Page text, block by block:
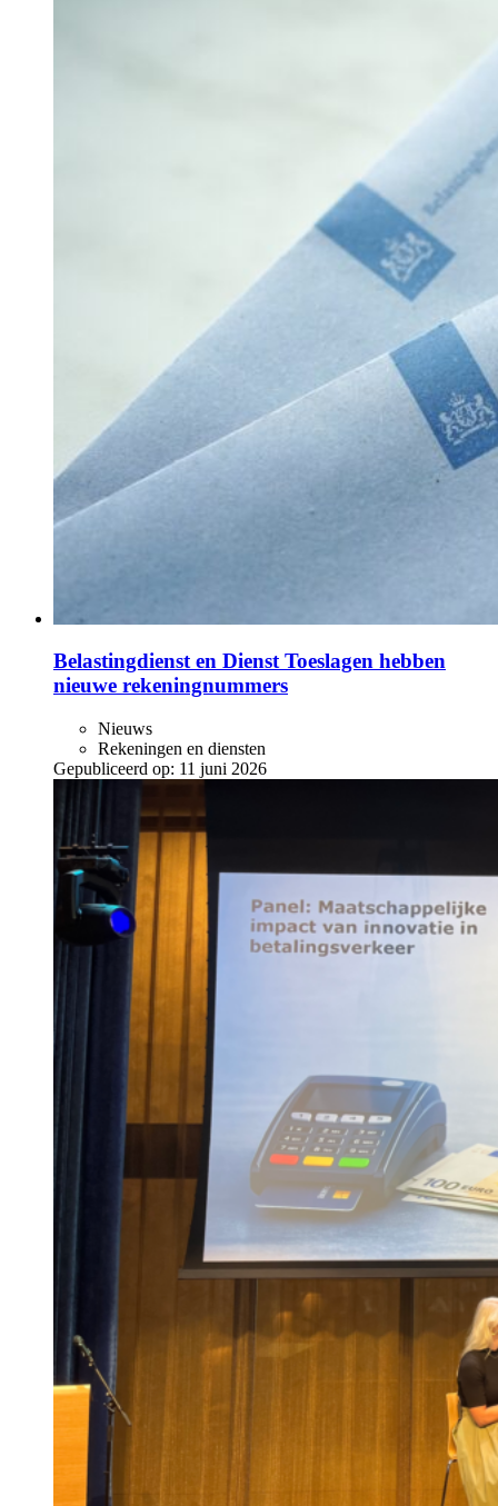
Belastingdienst en Dienst Toeslagen hebben
nieuwe rekeningnummers
Nieuws
Rekeningen en diensten
Gepubliceerd op: 11 juni 2026